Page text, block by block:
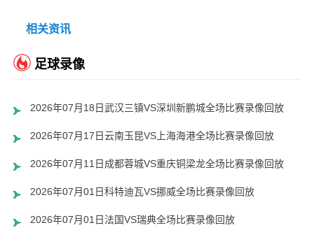
相关资讯
足球录像
2026年07月18日武汉三镇VS深圳新鹏城全场比赛录像回放
2026年07月17日云南玉昆VS上海海港全场比赛录像回放
2026年07月11日成都蓉城VS重庆铜梁龙全场比赛录像回放
2026年07月01日科特迪瓦VS挪威全场比赛录像回放
2026年07月01日法国VS瑞典全场比赛录像回放